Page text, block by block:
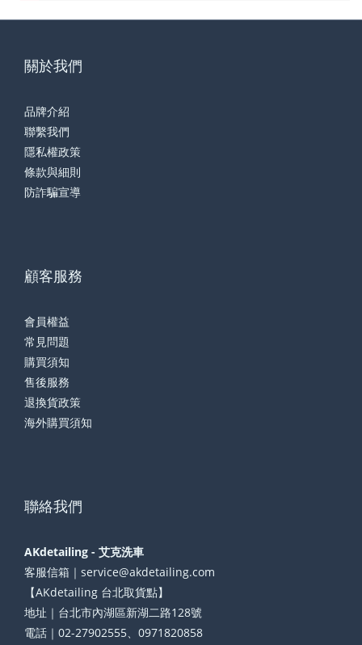
關於我們
品牌介紹
聯繫我們
隱私權政策
條款與細則
防詐騙宣導
顧客服務
會員權益
常見問題
購買須知
售後服務
退換貨政策
海外購買須知
聯絡我們
AKdetailing - 艾克洗車
客服信箱｜service@akdetailing.com
【AKdetailing 台北取貨點】
地址｜台北市內湖區新湖二路128號
電話｜02-27902555、0971820858